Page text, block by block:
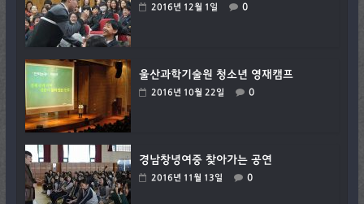
2016년 12월 1일 0
울산과학기술원 청소년 영재캠프
2016년 10월 22일 0
경남창녕여중 찾아가는 공연
2016년 11월 13일 0